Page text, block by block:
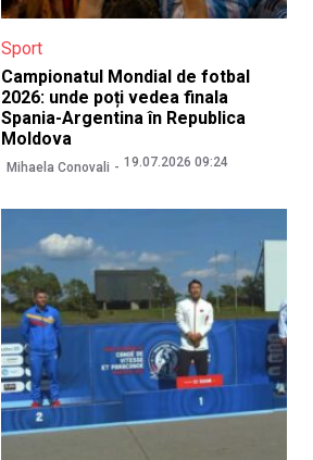
Sport
Campionatul Mondial de fotbal
2026: unde poți vedea finala
Spania-Argentina în Republica
Moldova
Mihaela Conovali 19.07.2026 09:24